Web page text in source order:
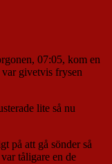
07:05, kom en
var givetvis frysen
lite så nu
på att gå sönder så
tåligare en de